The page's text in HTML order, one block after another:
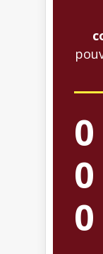
0
0
0